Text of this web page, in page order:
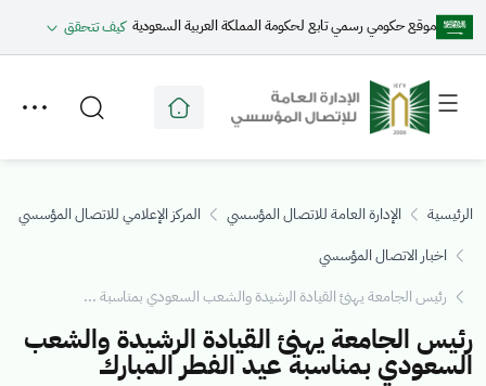
موقع حكومي رسمي تابع لحكومة المملكة العربية السعودية كيف تتحقق
Toggle
menu
Toggle
secondary
menu
الرئيسية الإدارة العامة للاتصال المؤسسي
المركز الإعلامي للاتصال المؤسسي
اخبار الاتصال المؤسسي
رئيس الجامعة يهنئ القيادة الرشيدة والشعب السعودي بمناسبة ...
رئيس الجامعة يهنئ القيادة الرشيدة والشعب
السعودي بمناسبة عيد الفطر المبارك